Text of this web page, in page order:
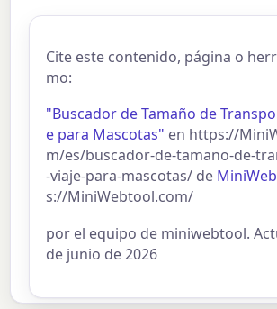
Cite este contenido, página o
mo:
"Buscador de Tamaño de
e para Mascotas" en https://
m/es/buscador-de-tamano-de-
-viaje-para-mascotas/ de
s://MiniWebtool.com/
por el equipo de miniwebtool.
de junio de 2026